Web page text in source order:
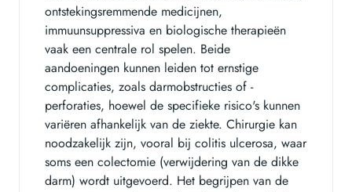
ontstekingsremmende medicijnen,
immuunsuppressiva en biologische therapieën
vaak een centrale rol spelen. Beide
aandoeningen kunnen leiden tot ernstige
complicaties, zoals darmobstructies of -
perforaties, hoewel de specifieke risico's kunnen
variëren afhankelijk van de ziekte. Chirurgie kan
noodzakelijk zijn, vooral bij colitis ulcerosa, waar
soms een colectomie (verwijdering van de dikke
darm) wordt uitgevoerd. Het begrijpen van de